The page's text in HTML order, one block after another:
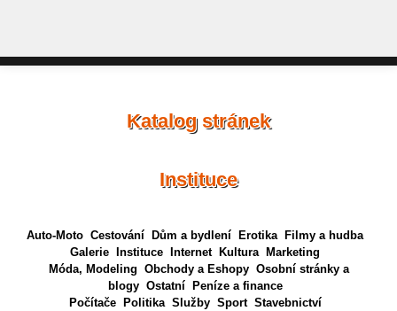
Katalog stránek
Instituce
Auto-Moto Cestování Dům a bydlení Erotika
Filmy a hudba
Galerie
Instituce Internet Kultura
Marketing
Móda, Modeling Obchody a Eshopy Osobní stránky a
blogy Ostatní
Peníze a finance
Počítače
Politika Služby Sport Stavebnictví